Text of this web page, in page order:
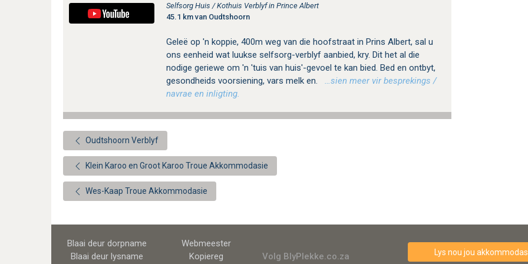
Selfsorg Huis / Kothuis Verblyf in Prince Albert
45.1 km van Oudtshoorn
Geleë op 'n koppie, 400m weg van die hoofstraat in Prins Albert, sal u
ons eenheid wat luukse selfsorg-verblyf aanbied, kry. Dit het al die
nodige geriewe om 'n 'tuis van huis'-gevoel te kan bied. Bed en ontbyt,
gesondheids voorsiening, vars melk en.
…sien meer vir besprekings /
navrae en inligting.
Oudtshoorn Verblyf
Klein Karoo en Groot Karoo Troue Akkommodasie
Wes-Kaap Troue Akkommodasie
Blaai deur dorpname
Blaai deur lysname
Webmeester
Kopiereg
Volg BlyPlekke.co.za Lys nou jou